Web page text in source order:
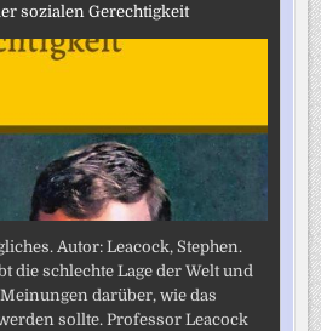
sozialen Gerechtigkeit
Autor: Leacock, Stephen.
die schlechte Lage der Welt und
darüber, wie das
sollte. Professor Leacock